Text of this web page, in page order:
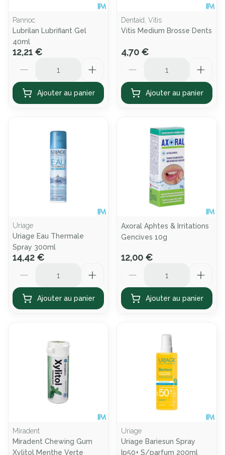
Pannoc
Lubrilan Lubrifiant Gel
40ml
12,21 €
Ajouter au panier
Dentaid, Vitis
Vitis Medium Brosse Dents
4,70 €
Ajouter au panier
Uriage
Uriage Eau Thermale
Spray 300ml
14,42 €
Ajouter au panier
Axoral Aphtes & Irritations
Gencives 10g
12,00 €
Ajouter au panier
Miradent
Miradent Chewing Gum
Xylitol Menthe Verte
Uriage
Uriage Bariesun Spray
Ip50+ S/parfum 200ml